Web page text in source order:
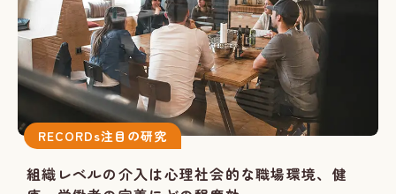
RECORDs注目の研究
組織レベルの介入は心理社会的な職場環境、健